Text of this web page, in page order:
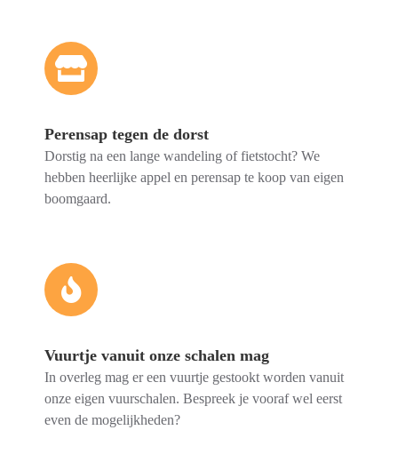
Perensap tegen de dorst
Dorstig na een lange wandeling of fietstocht? We
hebben heerlijke appel en perensap te koop van eigen
boomgaard.
Vuurtje vanuit onze schalen mag
In overleg mag er een vuurtje gestookt worden vanuit
onze eigen vuurschalen. Bespreek je vooraf wel eerst
even de mogelijkheden?